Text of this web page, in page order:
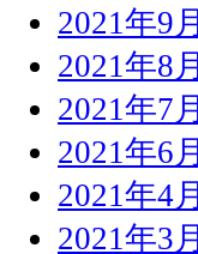
2021年9月
2021年8月
2021年7月
2021年6月
2021年4月
2021年3月